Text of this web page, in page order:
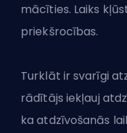
mācīties. Laiks
priekšrocības.
Turklāt ir svarīgi
rādītājs iekļauj
ka atdzīvošanās